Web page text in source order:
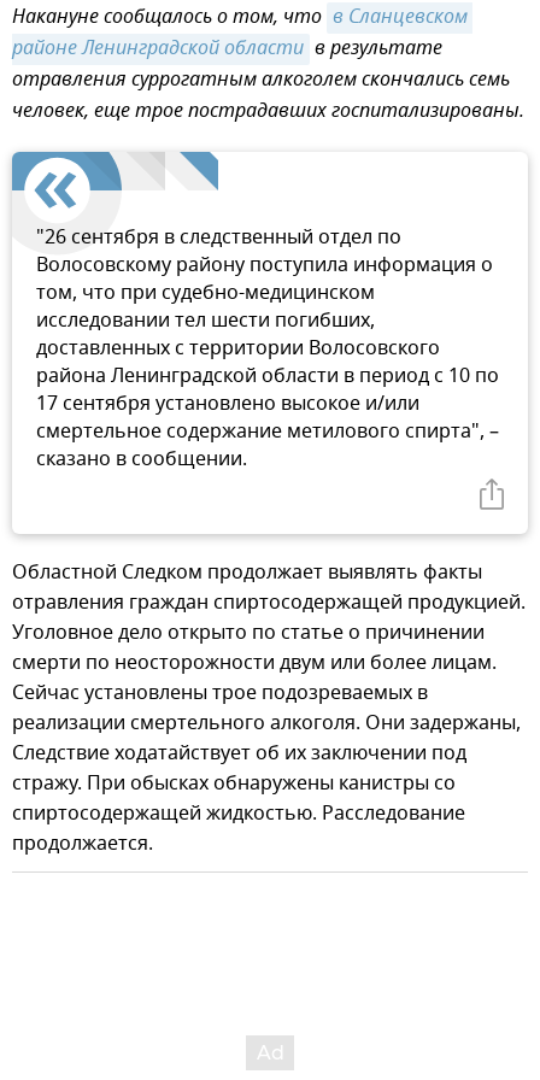
Накануне сообщалось о том, что в Сланцевском
районе Ленинградской области в результате
отравления суррогатным алкоголем скончались семь
человек, еще трое пострадавших госпитализированы.
"26 сентября в следственный отдел по
Волосовскому району поступила информация о
том, что при судебно-медицинском
исследовании тел шести погибших,
доставленных с территории Волосовского
района Ленинградской области в период с 10 по
17 сентября установлено высокое и/или
смертельное содержание метилового спирта", –
сказано в сообщении.
Областной Следком продолжает выявлять факты
отравления граждан спиртосодержащей продукцией.
Уголовное дело открыто по статье о причинении
смерти по неосторожности двум или более лицам.
Сейчас установлены трое подозреваемых в
реализации смертельного алкоголя. Они задержаны,
Следствие ходатайствует об их заключении под
стражу. При обысках обнаружены канистры со
спиртосодержащей жидкостью. Расследование
продолжается.